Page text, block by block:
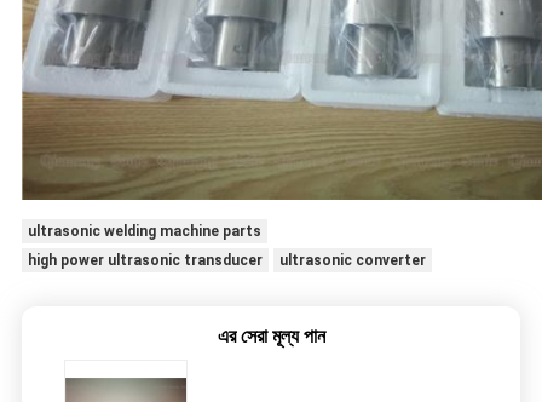
ultrasonic welding machine parts
high power ultrasonic transducer
ultrasonic converter
এর সেরা মূল্য পান